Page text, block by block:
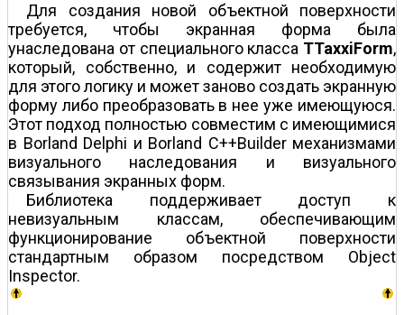
Для создания новой объектной поверхности
требуется, чтобы экранная форма была
унаследована от специального класса TTaxxiForm,
который, собственно, и содержит необходимую
для этого логику и может заново создать экранную
форму либо преобразовать в нее уже имеющуюся.
Этот подход полностью совместим с имеющимися
в Borland Delphi и Borland C++Builder механизмами
визуального наследования и визуального
связывания экранных форм.
Библиотека поддерживает доступ к
невизуальным классам, обеспечивающим
функционирование объектной поверхности
стандартным образом посредством Object
Inspector.